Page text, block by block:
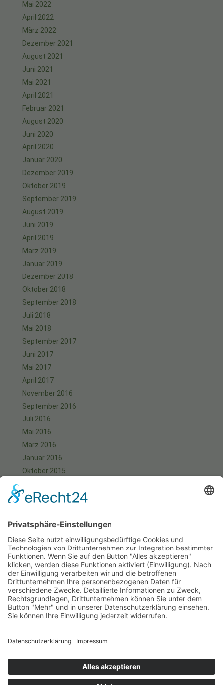
Mai 2022
April 2022
März 2022
Dezember 2021
August 2021
Juni 2021
Mai 2021
April 2021
Februar 2021
August 2020
Juni 2020
April 2020
Januar 2020
Dezember 2019
Oktober 2019
September 2019
August 2019
Juni 2019
April 2019
März 2019
Januar 2019
Dezember 2018
Oktober 2018
September 2018
Juli 2018
Mai 2018
September 2017
Juni 2017
Mai 2017
April 2017
November 2016
September 2016
Juli 2016
Mai 2016
März 2016
Januar 2016
Oktober 2015
August 2015
Juni 2015
Mai 2015
April 2015
März 2015
Januar 2015
Meta
Anmelden
Start Aktuell Fotos
Kontakt